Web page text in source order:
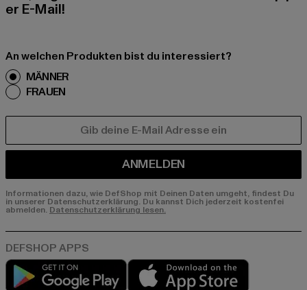
er E-Mail!
An welchen Produkten bist du interessiert?
MÄNNER
FRAUEN
ANMELDEN
Informationen dazu, wie DefShop mit Deinen Daten umgeht, findest Du
in unserer Datenschutzerklärung. Du kannst Dich jederzeit kostenfei
abmelden. Datenschutzerklärung lesen.
Play market